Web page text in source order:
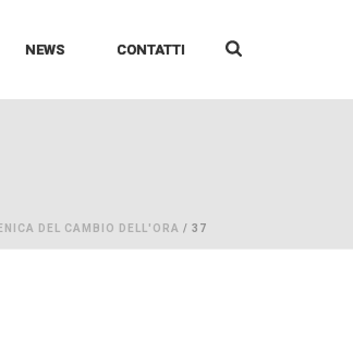
NEWS CONTATTI
DEL CAMBIO DELL'ORA / 37